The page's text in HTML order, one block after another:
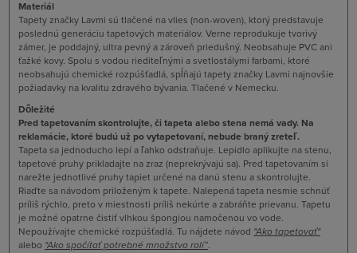
Materiál
Tapety značky Lavmi sú tlačené na vlies (non-woven), ktorý predstavuje
poslednú generáciu tapetových materiálov. Verne reprodukuje tvorivý
zámer, je poddajný, ultra pevný a zároveň priedušný. Neobsahuje PVC ani
ťažké kovy. Spolu s vodou riediteľnými a svetlostálymi farbami, ktoré
neobsahujú chemické rozpúšťadlá, spĺňajú tapety značky Lavmi najnovšie
požiadavky na kvalitu zdravého bývania. Tlačené v Nemecku.
Dôležité
Pred tapetovaním skontrolujte, či tapeta alebo stena nemá vady. Na
reklamácie, ktoré budú už po vytapetovaní, nebude braný zreteľ.
Tapeta sa jednoducho lepí a ľahko odstraňuje. Lepidlo aplikujte na stenu,
tapetové pruhy prikladajte na zraz (neprekrývajú sa). Pred tapetovaním si
narežte jednotlivé pruhy tapiet určené na danú stenu a skontrolujte.
Riaďte sa návodom priloženým k tapete. Nalepená tapeta nesmie schnúť
príliš rýchlo, preto v miestnosti príliš nekúrte a zabráňte prievanu. Tapetu
je možné opatrne čistiť vlhkou špongiou namočenou vo vode.
Nepoužívajte chemické rozpúšťadlá. Tu nájdete návod "Ako tapetovať"
alebo "Ako spočítať potrebné množstvo rolí”.